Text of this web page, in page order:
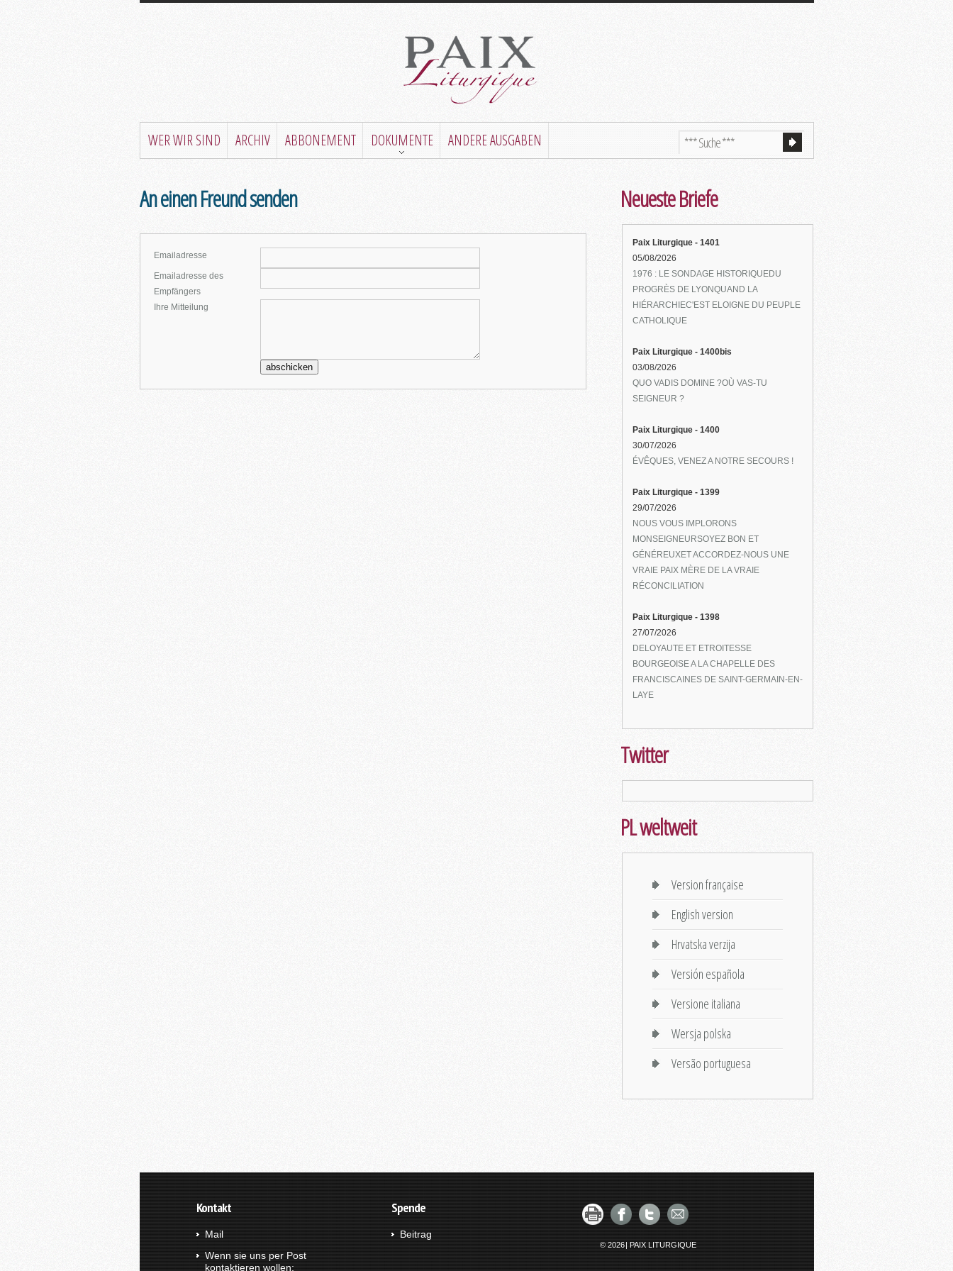
WER WIR SIND ARCHIV ABBONEMENT DOKUMENTE ANDERE AUSGABEN
An einen Freund senden
Emailadresse
Emailadresse des
Empfängers
Ihre Mitteilung
Neueste Briefe
Paix Liturgique - 1401
05/08/2026
1976 : LE SONDAGE HISTORIQUEDU
PROGRÈS DE LYONQUAND LA
HIÉRARCHIEC'EST ELOIGNE DU PEUPLE
CATHOLIQUE
Paix Liturgique - 1400bis
03/08/2026
QUO VADIS DOMINE ?OÙ VAS-TU
SEIGNEUR ?
Paix Liturgique - 1400
30/07/2026
ÉVÊQUES, VENEZ A NOTRE SECOURS !
Paix Liturgique - 1399
29/07/2026
NOUS VOUS IMPLORONS
MONSEIGNEURSOYEZ BON ET
GÉNÉREUXET ACCORDEZ-NOUS UNE
VRAIE PAIX MÈRE DE LA VRAIE
RÉCONCILIATION
Paix Liturgique - 1398
27/07/2026
DELOYAUTE ET ETROITESSE
BOURGEOISE A LA CHAPELLE DES
FRANCISCAINES DE SAINT-GERMAIN-EN-
LAYE
Twitter
PL weltweit
Version française
English version
Hrvatska verzija
Versión española
Versione italiana
Wersja polska
Versão portuguesa
Kontakt
Mail
Wenn sie uns per Post
kontaktieren wollen:
Spende
Beitrag
© 2026 | PAIX LITURGIQUE